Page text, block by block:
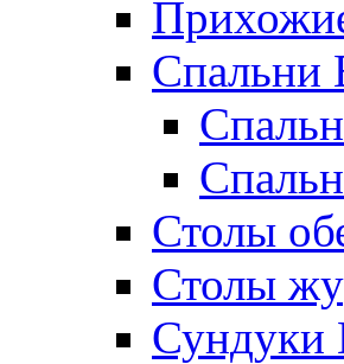
Спальни
Столы
Столы
Сундуки